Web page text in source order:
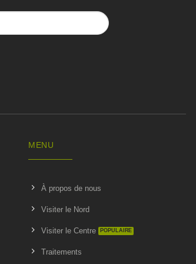
MENU
À propos de nous
Visiter le Nord
Visiter le Centre
Traitements